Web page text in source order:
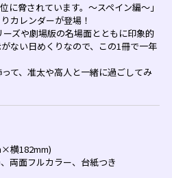
に脅されています。～スペイン編～」
カレンダーが登場！
ズや劇場版の名場面とともに印象的
ない日めくりなので、この1冊で一年
て、准太や高人と一緒に過ごしてみ
横182mm)
両面フルカラー、台紙つき